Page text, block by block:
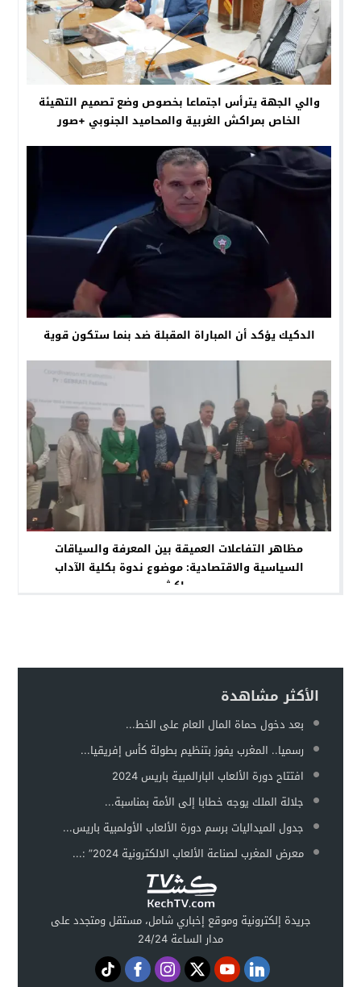
والي الجهة يترأس اجتماعا بخصوص وضع تصميم التهيئة
الخاص بمراكش الغربية والمحاميد الجنوبي +صور
الدكيك يؤكد أن المباراة المقبلة ضد بنما ستكون قوية
مظاهر التفاعلات العميقة بين المعرفة والسياقات
السياسية والاقتصادية: موضوع ندوة بكلية الآداب
بمراكش
الأكثر مشاهدة
بعد دخول حماة المال العام على الخط...
رسميا.. المغرب يفوز بتنظيم بطولة كأس إفريقيا...
افتتاح دورة الألعاب البارالمبية باريس 2024
جلالة الملك يوجه خطابا إلى الأمة بمناسبة...
جدول الميداليات برسم دورة الألعاب الأولمبية باريس...
معرض المغرب لصناعة الألعاب الالكترونية 2024” :...
جريدة إلكترونية وموقع إخباري شامل، مستقل ومتجدد على
مدار الساعة 24/24